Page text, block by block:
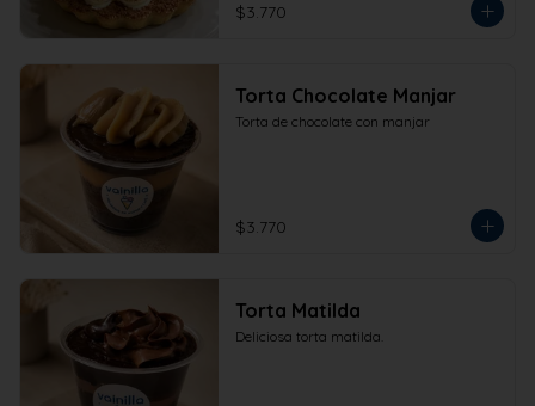
$3.770
Torta Chocolate Manjar
Torta de chocolate con manjar
$3.770
Torta Matilda
Deliciosa torta matilda.